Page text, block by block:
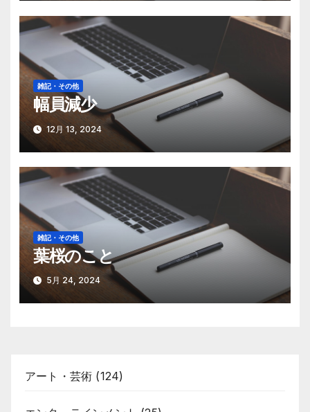
雑記・その他
幅員減少
12月 13, 2024
雑記・その他
葉桜のこと
5月 24, 2024
アート・芸術 (124)